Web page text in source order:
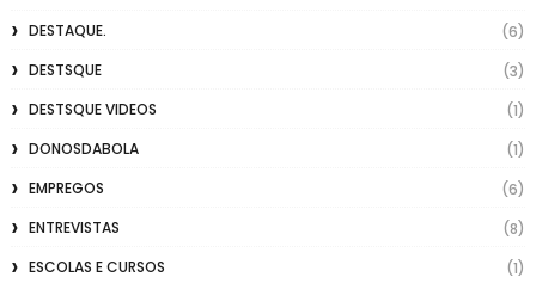
DESTAQUE.
(6)
DESTSQUE
(3)
DESTSQUE VIDEOS
(1)
DONOSDABOLA
(1)
EMPREGOS
(6)
ENTREVISTAS
(8)
ESCOLAS E CURSOS
(1)